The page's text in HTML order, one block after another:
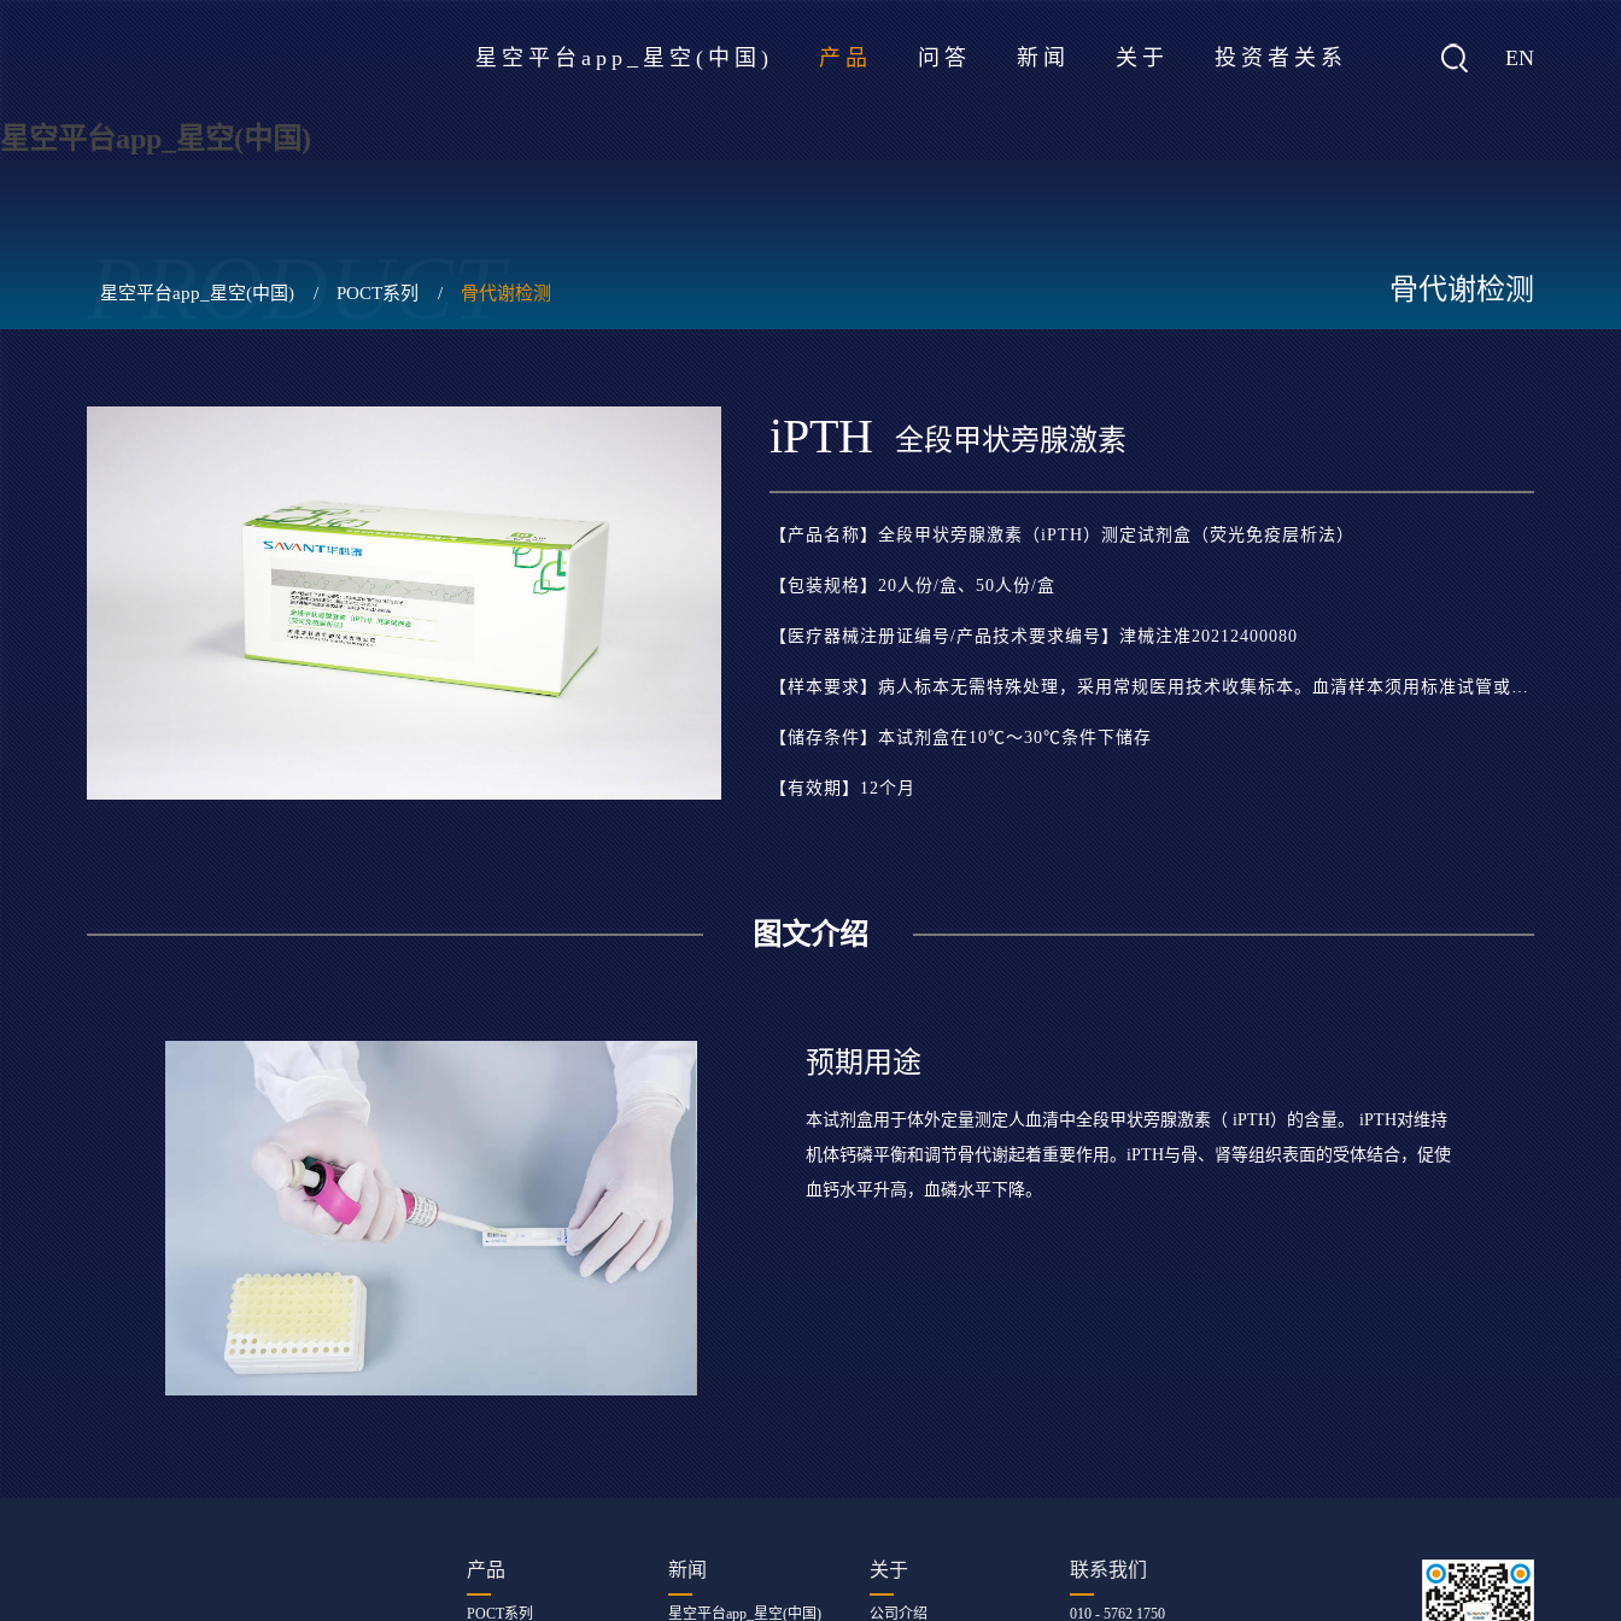
星空平台app_星空(中国)
EN
星空平台app_星空(中国) 产品 问答 新闻 关于 投资者关系
骨代谢检测
PRODUCT
星空平台app_星空(中国) / POCT系列 / 骨代谢检测
iPTH 全段甲状旁腺激素
【产品名称】全段甲状旁腺激素（iPTH）测定试剂盒（荧光免疫层析法）
【包装规格】20人份/盒、50人份/盒
【医疗器械注册证编号/产品技术要求编号】津械注准20212400080
【样本要求】病人标本无需特殊处理，采用常规医用技术收集标本。血清样本须用标准试管或有分离胶的真空管收集。10～30℃稳定保存24小时，2～8℃稳定保存5天，-20℃稳定保存6个月，冻融次数不超过2次，请不要使用严重溶血、脂血或黄疸标本。
【储存条件】本试剂盒在10℃～30℃条件下储存
【有效期】12个月
图文介绍
预期用途
本试剂盒用于体外定量测定人血清中全段甲状旁腺激素（ iPTH）的含量。 iPTH对维持
机体钙磷平衡和调节骨代谢起着重要作用。iPTH与骨、肾等组织表面的受体结合，促使
血钙水平升高，血磷水平下降。
产品
POCT系列
新闻
星空平台app_星空(中国)
关于
公司介绍
联系我们
010 - 5762 1750